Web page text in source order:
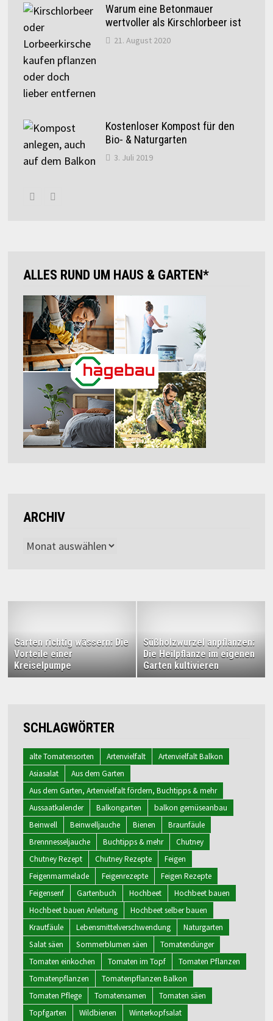
Warum eine Betonmauer
wertvoller als Kirschlorbeer ist
21. August 2020
Kostenloser Kompost für den
Bio- & Naturgarten
3. Juli 2019
ALLES RUND UM HAUS & GARTEN*
ARCHIV
Archiv
Garten richtig wässern: Die
Vorteile einer
Kreiselpumpe
Süßholzwurzel anpflanzen:
Die Heilpflanze im eigenen
Garten kultivieren
SCHLAGWÖRTER
alte Tomatensorten Artenvielfalt
Artenvielfalt Balkon
Asiasalat
Aus dem Garten
Aus dem Garten, Artenvielfalt fördern, Buchtipps & mehr
Aussaatkalender
Balkongarten
balkon gemüseanbau
Beinwell
Beinwelljauche Bienen
Braunfäule
Brennnesseljauche
Buchtipps & mehr
Chutney
Chutney Rezept
Chutney Rezepte
Feigen
Feigenmarmelade
Feigenrezepte
Feigen Rezepte
Feigensenf
Gartenbuch Hochbeet
Hochbeet bauen
Hochbeet bauen Anleitung
Hochbeet selber bauen
Krautfäule
Lebensmittelverschwendung
Naturgarten
Salat säen
Sommerblumen säen
Tomatendünger
Tomaten einkochen
Tomaten im Topf
Tomaten Pflanzen
Tomatenpflanzen
Tomatenpflanzen Balkon
Tomaten Pflege
Tomatensamen
Tomaten säen
Topfgarten
Wildbienen Winterkopfsalat